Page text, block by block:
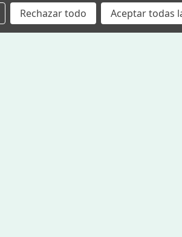
Rechazar todo Aceptar todas